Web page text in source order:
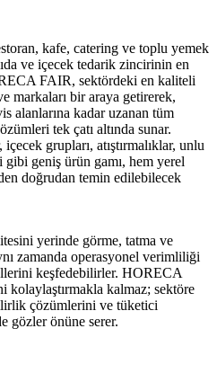
kafe, catering ve toplu yemek
ve içecek tedarik zincirinin en
FAIR, sektördeki en kaliteli
markaları bir araya getirerek,
alanlarına kadar uzanan tüm
tek çatı altında sunar.
grupları, atıştırmalıklar, unlu
geniş ürün gamı, hem yerel
doğrudan temin edilebilecek
yerinde görme, tatma ve
zamanda operasyonel verimliliği
keşfedebilirler. HORECA
kolaylaştırmakla kalmaz; sektöre
çözümlerini ve tüketici
gözler önüne serer.